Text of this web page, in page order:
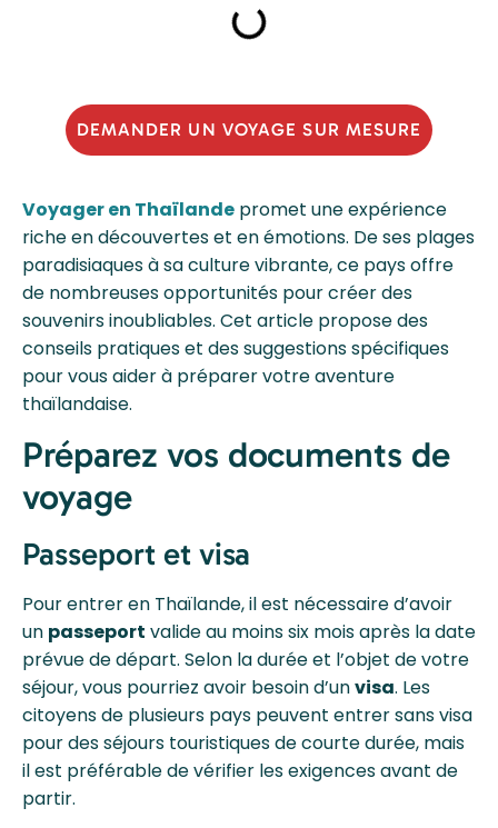
Voyager en Thaïlande promet une expérience
riche en découvertes et en émotions. De ses plages
paradisiaques à sa culture vibrante, ce pays offre
de nombreuses opportunités pour créer des
souvenirs inoubliables. Cet article propose des
conseils pratiques et des suggestions spécifiques
pour vous aider à préparer votre aventure
thaïlandaise.
Préparez vos documents de
voyage
Passeport et visa
Pour entrer en Thaïlande, il est nécessaire d’avoir
un passeport valide au moins six mois après la date
prévue de départ. Selon la durée et l’objet de votre
séjour, vous pourriez avoir besoin d’unvisa. Les
citoyens de plusieurs pays peuvent entrer sans visa
pour des séjours touristiques de courte durée, mais
il est préférable de vérifier les exigences avant de
partir.
DEMANDER UN VOYAGE SUR MESURE